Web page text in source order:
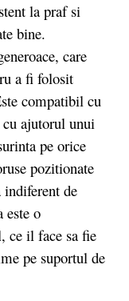
la praf si
bine.
care
a fi folosit
compatibil cu
cu ajutorul unui
pe orice
pozitionate
indiferent de
este o
ce il face sa fie
pe suportul de